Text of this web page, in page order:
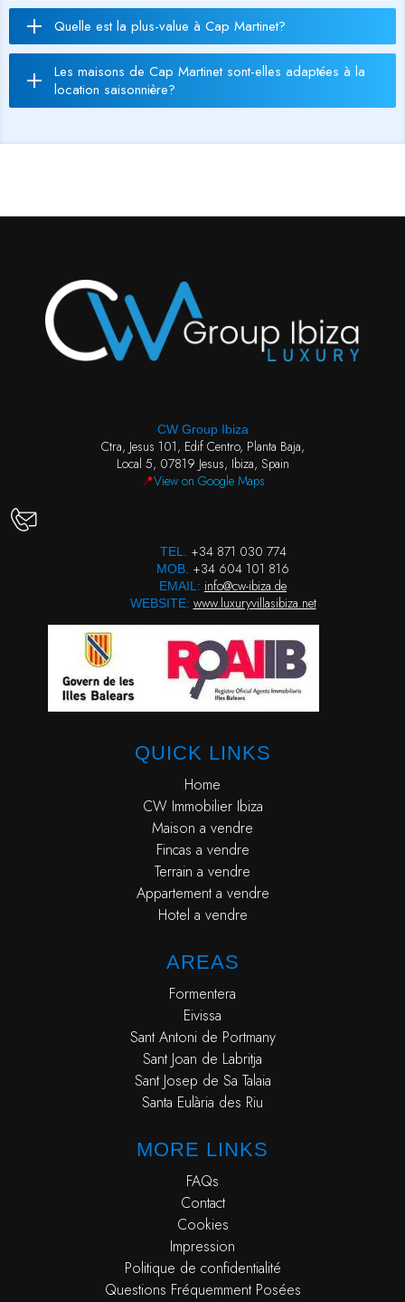
Quelle est la plus-value à Cap Martinet?
Les maisons de Cap Martinet sont-elles adaptées à la
location saisonnière?
CW Group Ibiza
Ctra, Jesus 101, Edif Centro, Planta Baja,
Local 5, 07819 Jesus, Ibiza, Spain
📍View on Google Maps
TEL. +34 871 030 774
MOB. +34 604 101 816
EMAIL: info@cw-ibiza.de
WEBSITE: www.luxuryvillasibiza.net
QUICK LINKS
Home
CW Immobilier Ibiza
Maison a vendre
Fincas a vendre
Terrain a vendre
Appartement a vendre
Hotel a vendre
AREAS
Formentera
Eivissa
Sant Antoni de Portmany
Sant Joan de Labritja
Sant Josep de Sa Talaia
Santa Eulària des Riu
MORE LINKS
FAQs
Contact
Cookies
Impression
Politique de confidentialité
Questions Fréquemment Posées